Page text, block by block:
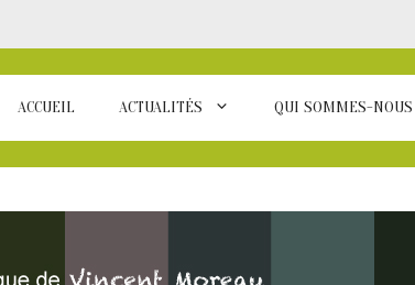
ACCUEIL ACTUALITÉS QUI SOMMES-